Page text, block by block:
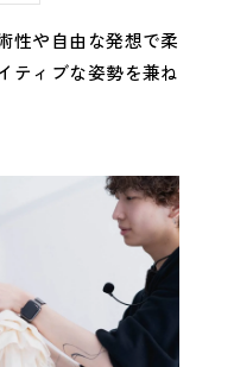
性や自由な発想で柔
ティブな姿勢を兼ね